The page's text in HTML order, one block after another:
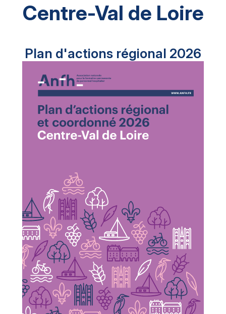
Centre-Val de Loire
Plan d'actions régional 2026